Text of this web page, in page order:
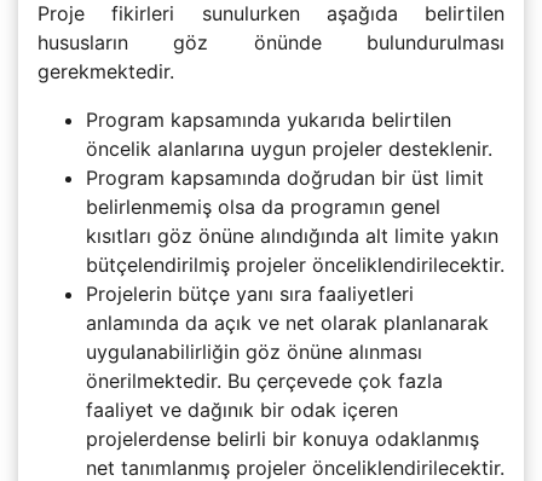
Proje fikirleri sunulurken aşağıda belirtilen
hususların göz önünde bulundurulması
gerekmektedir.
Program kapsamında yukarıda belirtilen
öncelik alanlarına uygun projeler desteklenir.
Program kapsamında doğrudan bir üst limit
belirlenmemiş olsa da programın genel
kısıtları göz önüne alındığında alt limite yakın
bütçelendirilmiş projeler önceliklendirilecektir.
Projelerin bütçe yanı sıra faaliyetleri
anlamında da açık ve net olarak planlanarak
uygulanabilirliğin göz önüne alınması
önerilmektedir. Bu çerçevede çok fazla
faaliyet ve dağınık bir odak içeren
projelerdense belirli bir konuya odaklanmış
net tanımlanmış projeler önceliklendirilecektir.